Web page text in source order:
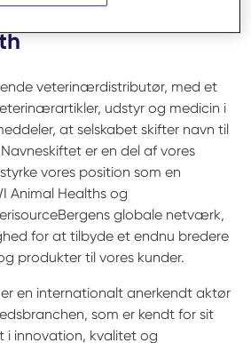
navn til MWI
veterinærdistributør, med et
udstyr og medicin i
at selskabet skifter navn til
er en del af vores
vores position som en
Animal Healths og
globale netværk,
for at tilbyde et endnu bredere
produkter til vores kunder.
en internationalt anerkendt aktør
som er kendt for sit
innovation, kvalitet og